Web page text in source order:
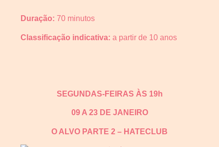
Duração: 70 minutos
Classificação indicativa: a partir de 10 anos
SEGUNDAS-FEIRAS ÀS 19h
09 A 23 DE JANEIRO
O ALVO PARTE 2 – HATECLUB